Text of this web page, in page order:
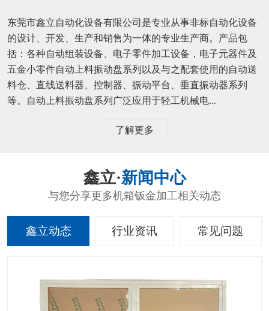
东莞市鑫立自动化设备有限公司是专业从事非标自动化设备
的设计、开发、生产和销售为一体的专业生产商。产品包
括：各种自动组装设备、电子零件加工设备，电子元器件及
五金小零件自动上料振动盘系列以及与之配套使用的自动送
料仓、直线送料器、控制器、振动平台、垂直振动器系列
等。自动上料振动盘系列广泛应用于轻工机械电...
了解更多
鑫立·新闻中心
与您分享更多机箱钣金加工相关动态
鑫立动态 行业资讯 常见问题